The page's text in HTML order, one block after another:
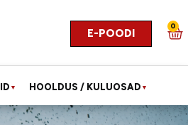
E-POODI
0
▼ HOOLDUS / KULUOSAD ▼